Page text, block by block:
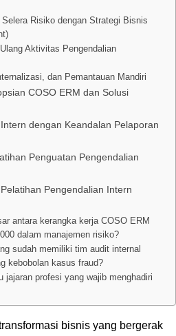
Risiko dengan Strategi Bisnis
Aktivitas Pengendalian
dan Pemantauan Mandiri
COSO ERM dan Solusi
dengan Keandalan Pelaporan
Penguatan Pengendalian
Pengendalian Intern
antara kerangka kerja COSO ERM
dalam manajemen risiko?
sudah memiliki tim audit internal
kebobolan kasus fraud?
jajaran profesi yang wajib menghadiri
bisnis yang bergerak